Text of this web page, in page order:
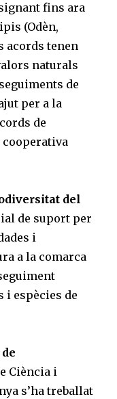
fins ara
(Odèn,
acords tenen
naturals
de
per a la
de
cooperativa
del
de suport per
i
a la comarca
i espècies de
Ciència i
s’ha treballat